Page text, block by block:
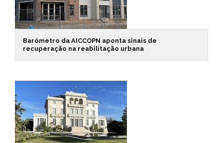
Barómetro da AICCOPN aponta sinais de
recuperação na reabilitação urbana